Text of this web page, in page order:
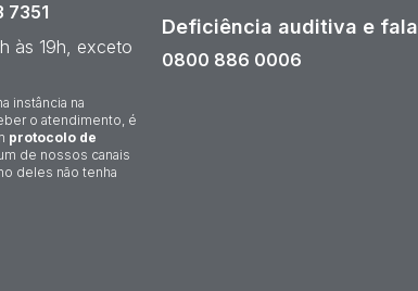
7351
às 19h, exceto
instância na
o atendimento, é
protocolo de
de nossos canais
deles não tenha
Deficiência auditiva e fala
0800 886 0006